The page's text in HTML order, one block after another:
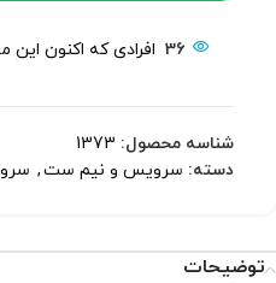
36 افرادی که اکنون
شناسه محصول: 1373
دسته: سرویس و نیم ست,
توضیحات